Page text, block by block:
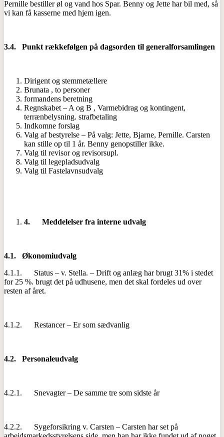
Pernille bestiller øl og vand hos Spar. Benny og Jette har bil med, så
vi kan få kasserne med hjem igen.
3.4. Punkt rækkefølgen på dagsorden til generalforsamlingen
Dirigent og stemmetællere
Brunata , to personer
formandens beretning
Regnskabet – A og B , Varmebidrag og kontingent,
terrænbelysning. strafbetaling
Indkomne forslag
Valg af bestyrelse – På valg: Jette, Bjarne, Pernille. Carsten
kan stille op til 1 år. Benny genopstiller ikke.
Valg til revisor og revisorsupl.
Valg til legepladsudvalg
Valg til Fastelavnsudvalg
4. Meddelelser fra interne udvalg
4.1. Økonomiudvalg
4.1.1. Status – v. Stella. – Drift og anlæg har brugt 31% i stedet
for 25 %. brugt det på udhusene, men det skal fordeles ud over
resten af året.
4.1.2. Restancer – Er som sædvanlig
4.2. Personaleudvalg
4.2.1. Snevagter – De samme tre som sidste år
4.2.2. Sygeforsikring v. Carsten – Carsten har set på